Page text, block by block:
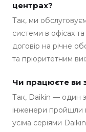
центрах?
Так, ми
системи в офісах
договір на річне
та пріоритетним
Чи працюєте ви
Так, Daikin — один
інженери пройшли
усіма серіями